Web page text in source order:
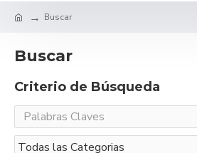
Buscar
Buscar
Criterio de Búsqueda